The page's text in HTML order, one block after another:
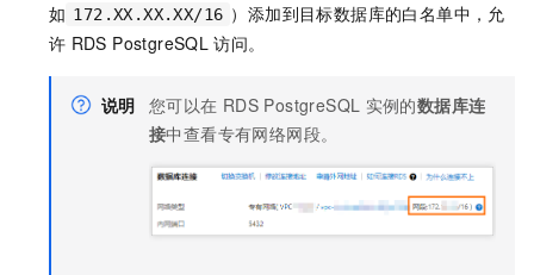
如 172.XX.XX.XX/16 ）添加到目标数据库的白名单中，允
许 RDS PostgreSQL 访问。
说明 您可以在 RDS PostgreSQL 实例的数据库连
接中查看专有网络网段。